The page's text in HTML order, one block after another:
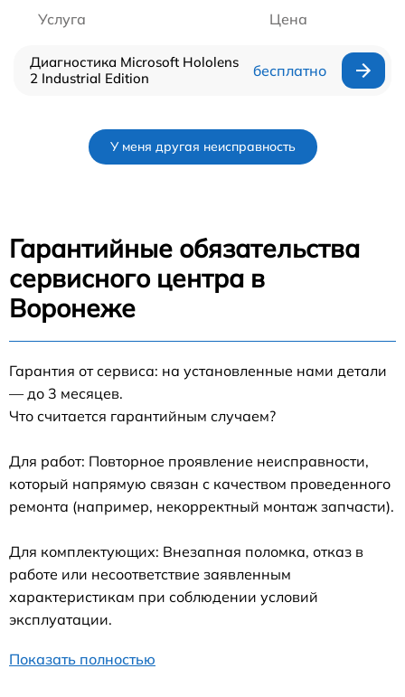
Услуга Цена
Диагностика Microsoft Hololens
2 Industrial Edition
бесплатно
У меня другая неисправность
Гарантийные обязательства
сервисного центра в
Воронеже
Гарантия от сервиса: на установленные нами детали
— до 3 месяцев.
Что считается гарантийным случаем?
Для работ: Повторное проявление неисправности,
который напрямую связан с качеством проведенного
ремонта (например, некорректный монтаж запчасти).
Для комплектующих: Внезапная поломка, отказ в
работе или несоответствие заявленным
характеристикам при соблюдении условий
эксплуатации.
Показать полностью